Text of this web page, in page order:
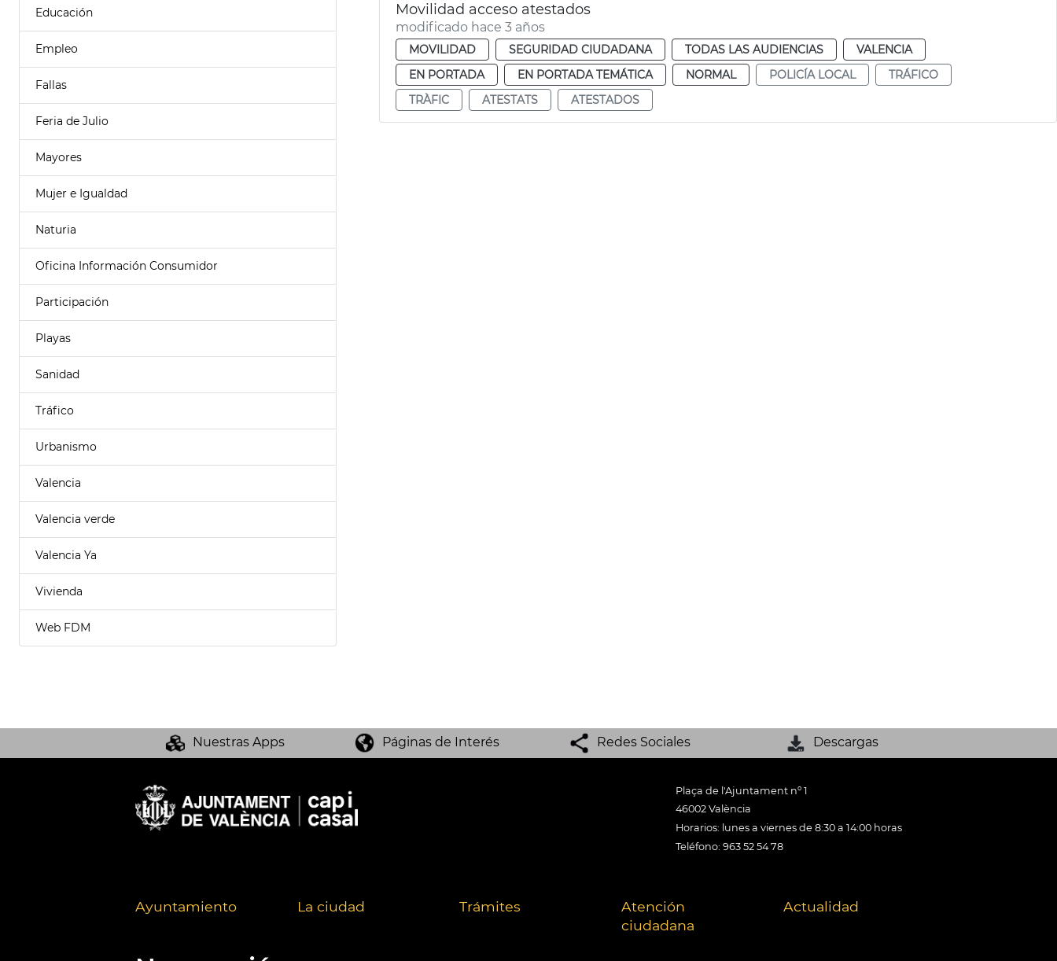
Educación
Empleo
Fallas
Feria de Julio
Mayores
Mujer e Igualdad
Naturia
Oficina Información Consumidor
Participación
Playas
Sanidad
Tráfico
Urbanismo
Valencia
Valencia verde
Valencia Ya
Vivienda
Web FDM
Movilidad acceso atestados
modificado hace 3 años
MOVILIDAD SEGURIDAD CIUDADANA TODAS LAS AUDIENCIAS
VALENCIA
EN PORTADA
EN PORTADA TEMÁTICA NORMAL POLICÍA LOCAL
TRÁFICO
TRÀFIC
ATESTATS ATESTADOS
Nuestras Apps Páginas de Interés Redes Sociales Descargas
Plaça de l'Ajuntament nº 1
46002 València
Horarios: lunes a viernes de 8:30 a 14:00 horas
Teléfono: 963 52 54 78
Ayuntamiento La ciudad Trámites
Atención
ciudadana
Actualidad